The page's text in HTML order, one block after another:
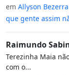
em Allyson
que gente assim
Raimundo
Terezinha Maia
com o...